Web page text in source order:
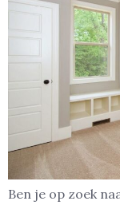
Ben je op zoek